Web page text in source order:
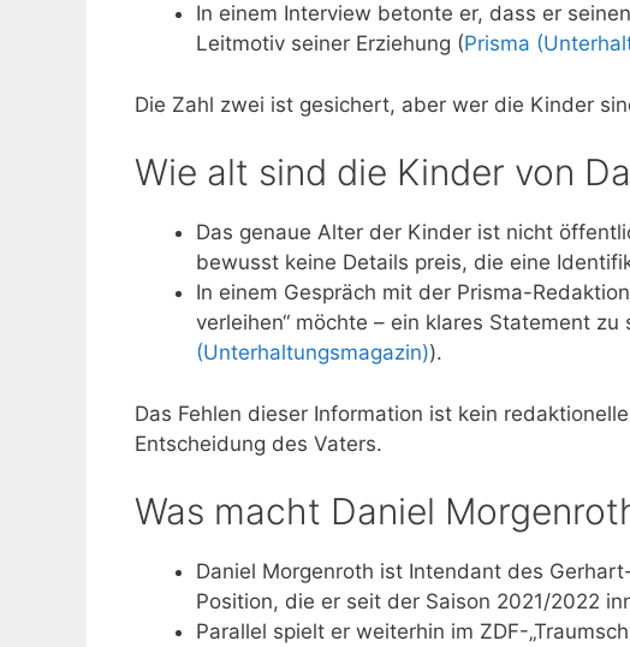
In einem Interview betonte er, dass er
Leitmotiv seiner Erziehung (Prisma
Die Zahl zwei ist gesichert, aber wer die Kinder
Wie alt sind die Kinder von
Das genaue Alter der Kinder ist nicht
bewusst keine Details preis, die eine
In einem Gespräch mit der Prisma-
verleihen“ möchte – ein klares Statement zu
(Unterhaltungsmagazin)).
Das Fehlen dieser Information ist kein
Entscheidung des Vaters.
Was macht Daniel
Daniel Morgenroth ist Intendant des
Position, die er seit der Saison 2021/2022
Parallel spielt er weiterhin im ZDF-